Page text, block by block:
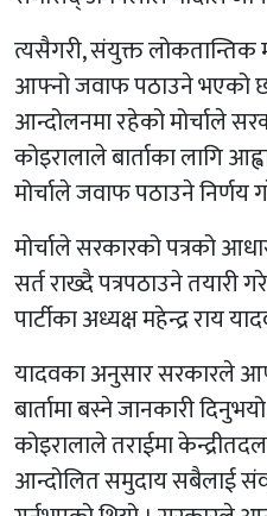
त्यसैगरी, संयुक्त
आफ्नो जवाफ पठाउने भएको छ
आन्दोलनमा रहेको मोर्चाले
कोइरालाले बार्ताका लागि
मोर्चाले जवाफ पठाउने निर्णय
मोर्चाले सरकारको पत्रको
सर्त राख्दै पत्रपठाउने तयारी
पार्टीका अध्यक्ष महेन्द्र राय
यादवका अनुसार सरकारले
बार्तामा बस्ने जानकारी
कोइरालाले तराईमा
आन्दोलित समुदाय सबैलाई